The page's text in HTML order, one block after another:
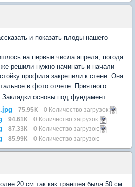
и показать плоды нашего
на первые числа апреля, погода
решили нужно начинать и начали
профиля закрепили к стене. Она
в фото отчете. Приятного
Закладки основы под фундамент
75.95К 0 Количество загрузок:
94.61К 0 Количество загрузок:
87.33К 0 Количество загрузок:
85.99К 0 Количество загрузок:
20 см так как траншея была 50 см